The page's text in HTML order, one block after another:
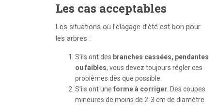
Les cas acceptables
Les situations où l’élagage d’été est bon pour
les arbres :
S’ils ont des branches cassées, pendantes
ou faibles, vous devez toujours régler ces
problèmes dès que possible.
S’ils ont une forme à corriger . Des coupes
mineures de moins de 2-3 cm de diamètre